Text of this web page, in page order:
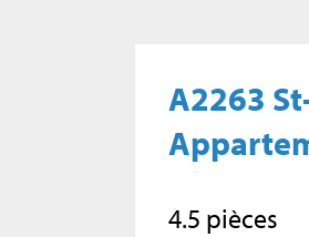
A2263
4.5 pièces